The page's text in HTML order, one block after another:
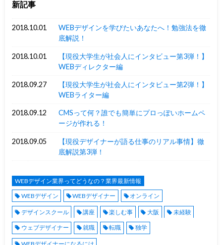
新記事
2018.10.01
WEBデザインを学びたいあなたへ！勉強法を徹
底解説！
2018.10.01
【現役大学生が社会人にインタビュー第3弾！】
WEBディレクター編
2018.09.27
【現役大学生が社会人にインタビュー第2弾！】
WEBライター編
2018.09.12
CMSって何？誰でも簡単にプロっぽいホームペ
ージが作れる！
2018.09.05
【現役デザイナーが語る仕事のリアル事情】徹
底解説第3弾！
WEBデザイン業界ってどうなの？業界最新情報
WEBデザイン
WEBデザイナー オンライン
デザインスクール 講座 楽しむ事 大阪 未経験
ウェブデザイナー 就職 転職 独学